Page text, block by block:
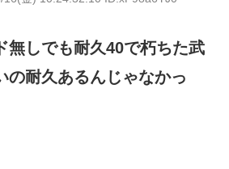
無しでも耐久40で朽ちた武
の耐久あるんじゃなかっ